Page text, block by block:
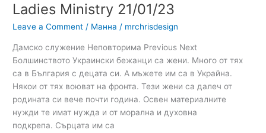
Ladies Ministry 21/01/23
Leave a Comment / Манна / mrchrisdesign
Дамско служение Неповторима Previous Next
Болшинството Украински бежанци са жени. Много от тях
са в България с децата си. А мъжете им са в Украйна.
Някои от тях воюват на фронта. Тези жени са далеч от
родината си вече почти година. Освен материалните
нужди те имат нужда и от морална и духовна
подкрепа. Сърцата им са